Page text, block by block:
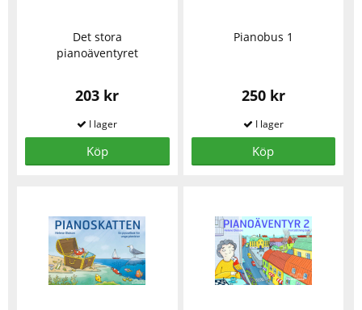
Det stora
pianoäventyret
203 kr
Köp
Pianobus 1
250 kr
Köp